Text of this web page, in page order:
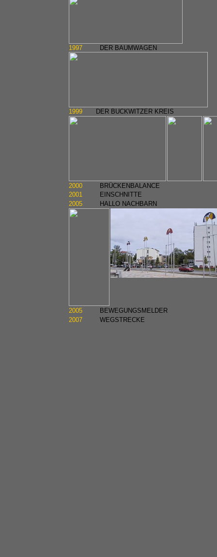
1997 DER BAUMWAGEN
1999 DER BUCKWITZER KREIS
2000 BRÜCKENBALANCE
2001 EINSCHNITTE
2005 HALLO NACHBARN
2005 BEWEGUNGSMELDER
2007 WEGSTRECKE